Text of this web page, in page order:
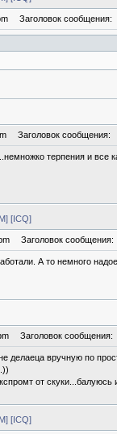
Заголовок сообщения:
Заголовок сообщения:
терпения и
[ICQ]
Заголовок сообщения:
А то немного
Заголовок сообщения:
делаеца вручную по
от скуки...балуюсь
[ICQ]